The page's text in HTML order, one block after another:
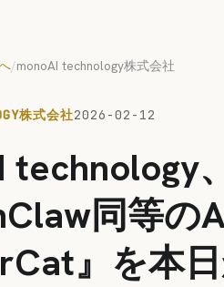
/monoAI technology株式会社
株式会社2026-02-12
technology
同等の
』を本